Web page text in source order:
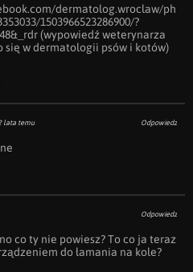
dermatolog.wroclaw/ph
1503966523286900/?
(wypowiedź weterynarza
się w dermatologii psów i kotów)
lata temu Odpowiedz
Odpowiedz
no co ty nie powiesz? To co ja teraz
do łamania na kole?